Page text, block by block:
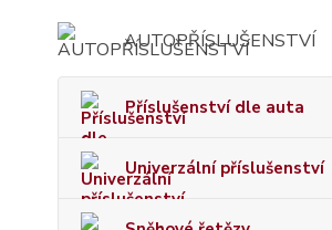
AUTOPŘÍSLUŠENSTVÍ
Příslušenství dle auta
Univerzální příslušenství